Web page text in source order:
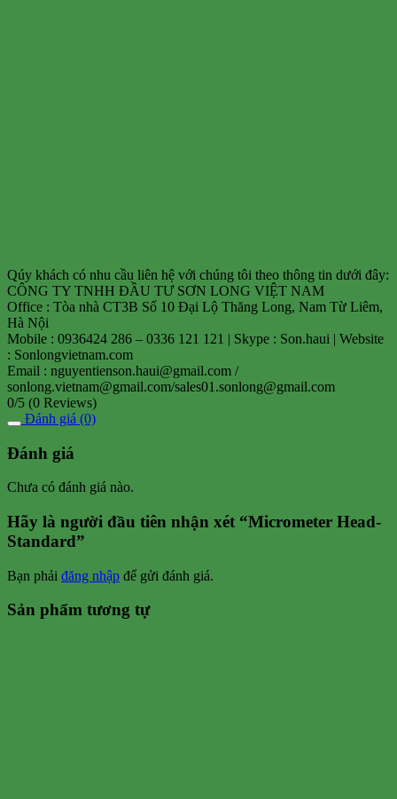
Qúy khách có nhu cầu liên hệ với chúng tôi theo thông tin dưới đây:
CÔNG TY TNHH ĐẦU TƯ SƠN LONG VIỆT NAM
Office : Tòa nhà CT3B Số 10 Đại Lộ Thăng Long, Nam Từ Liêm,
Hà Nội
Mobile : 0936424 286 – 0336 121 121 | Skype : Son.haui | Website
: Sonlongvietnam.com
Email : nguyentienson.haui@gmail.com /
sonlong.vietnam@gmail.com/sales01.sonlong@gmail.com
0/5 (0 Reviews)
Đánh giá (0)
Đánh giá
Chưa có đánh giá nào.
Hãy là người đầu tiên nhận xét “Micrometer Head-
Standard”
Bạn phải đăng nhập để gửi đánh giá.
Sản phẩm tương tự